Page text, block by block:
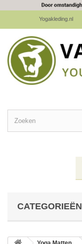
Yogakleding.nl
CATEGORIEËN